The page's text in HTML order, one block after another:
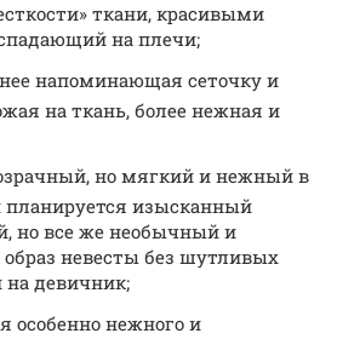
ткани, красивыми
на плечи;
напоминающая сеточку и
на ткань, более нежная и
но мягкий и нежный в
планируется изысканный
но все же необычный и
невесты без шутливых
на девичник;
особенно нежного и